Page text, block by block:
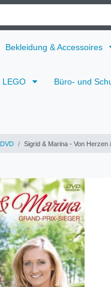
Bekleidung & Accessoires
LEGO Büro- und
DVD Sigrid & Marina - Von Herzen